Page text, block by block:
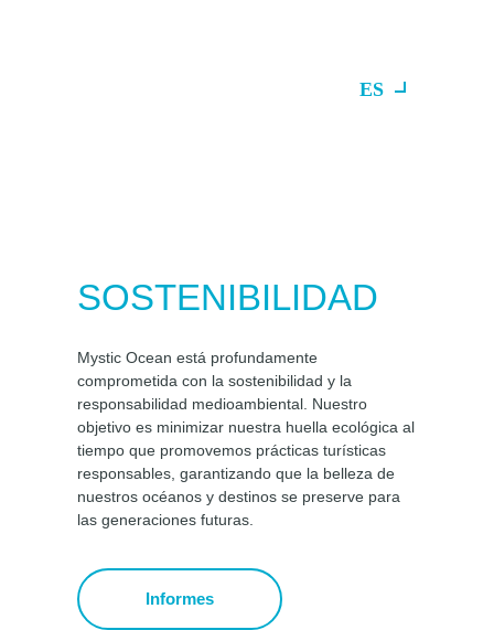
ES
SOSTENIBILIDAD
Mystic Ocean está profundamente
comprometida con la sostenibilidad y la
responsabilidad medioambiental. Nuestro
objetivo es minimizar nuestra huella ecológica al
tiempo que promovemos prácticas turísticas
responsables, garantizando que la belleza de
nuestros océanos y destinos se preserve para
las generaciones futuras.
Informes